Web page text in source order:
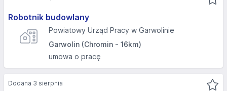
Robotnik budowlany
Powiatowy Urząd Pracy w Garwolinie
Garwolin (Chromin - 16km)
umowa o pracę
Dodana 3 sierpnia